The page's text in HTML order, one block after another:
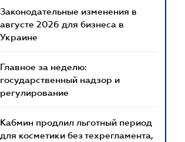
Законодательные изменения в
августе 2026 для бизнеса в
Украине
Главное за неделю:
государственный надзор и
регулирование
Кабмин продлил льготный период
для косметики без техрегламента,